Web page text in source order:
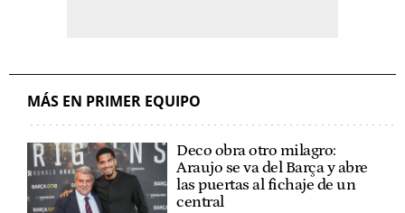
MÁS EN PRIMER EQUIPO
Deco obra otro milagro:
Araujo se va del Barça y abre
las puertas al fichaje de un
central